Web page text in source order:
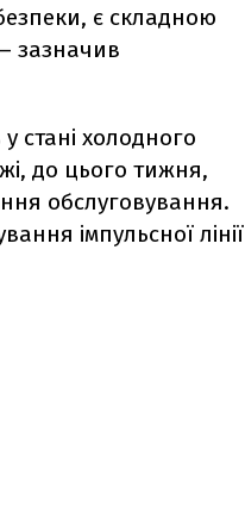
є складною
зазначив
стані холодного
до цього тижня,
обслуговування.
імпульсної лінії